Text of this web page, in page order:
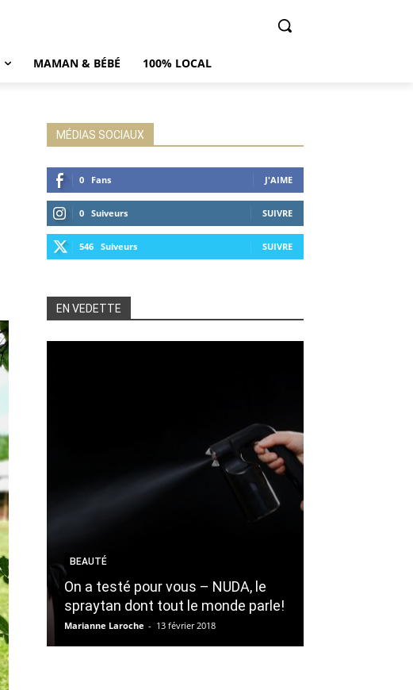
MAMAN & BÉBÉ 100% LOCAL
MÉDIAS SOCIAUX
0 Fans J'AIME
0 Suiveurs SUIVRE
546 Suiveurs SUIVRE
EN VEDETTE
BEAUTÉ
On a testé pour vous – NUDA, le
spraytan dont tout le monde parle!
Marianne Laroche - 13 février 2018